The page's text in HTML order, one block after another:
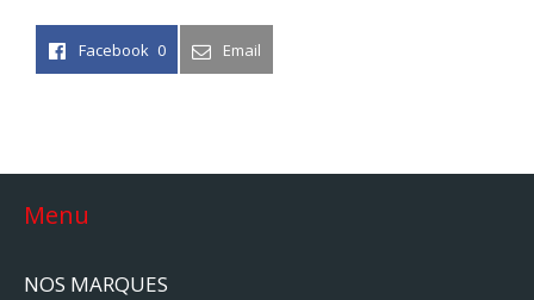
Facebook 0 Email
Menu
NOS MARQUES